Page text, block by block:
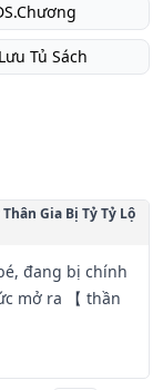
Lưu Tủ Sách
Gia Bị Tỷ Tỷ Lộ
đang bị chính
mở ra 【 thần
đốc đại tỷ